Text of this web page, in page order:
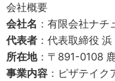
会社概要
会社名 ：有限会社ナ
代表者 ：代表取締役
所在地：〒891-0108
事業内容 ：ピザテイ